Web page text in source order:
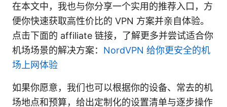
在本文中，我也与你分享一个实用的推荐入口，方
便你快速获取高性价比的 VPN 方案并亲自体验。
点击下面的 affiliate 链接，了解更多并尝试适合你
机场场景的解决方案： NordVPN 给你更安全的机
场上网体验
如果你愿意，我们也可以根据你的设备、常去的机
场地点和预算，给出定制化的设置清单与逐步操作